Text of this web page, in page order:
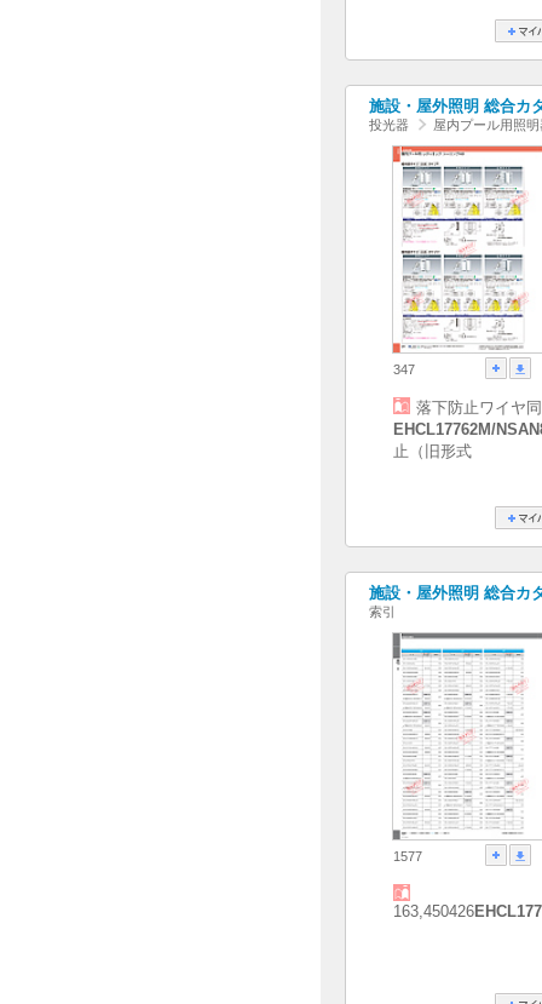
施設・屋外照明 総合カ
投光器 屋内プール用照
347
落下防止ワイヤ
EHCL17762M/
止（旧形式
施設・屋外照明 総合カ
索引
1577
163,450426